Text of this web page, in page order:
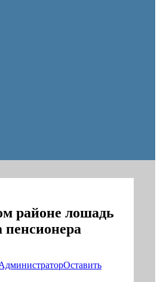
районе лошадь
пенсионера
Оставить